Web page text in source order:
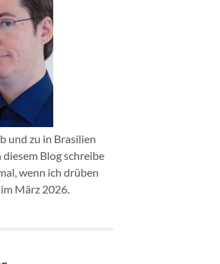
und zu in Brasilien
Blog schreibe
wenn ich drüben
März 2026.